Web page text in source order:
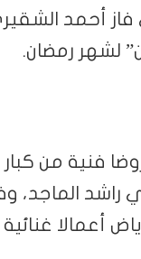
أحمد
لشهر رمضان.
فنية من كبار
راشد الماجد،
أعمالا غنائية